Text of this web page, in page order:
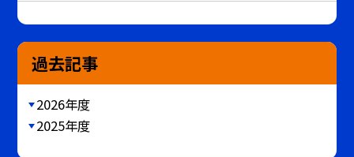
過去記事
2026年度
2025年度